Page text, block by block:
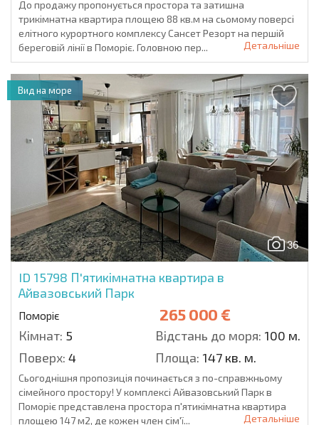
До продажу пропонується простора та затишна
трикімнатна квартира площею 88 кв.м на сьомому поверсі
елітного курортного комплексу Сансет Резорт на першій
береговій лінії в Поморіє. Головною пер...
Детальніше
36
ID 15798 П'ятикімнатна квартира в
Айвазовський Парк
Поморіє 265 000 €
Кімнат: 5 Відстань до моря: 100 м.
Поверх: 4 Площа: 147 кв. м.
Вид на море
Сьогоднішня пропозиція починається з по-справжньому
сімейного простору! У комплексі Айвазовський Парк в
Поморіє представлена простора п'ятикімнатна квартира
площею 147 м2, де кожен член сім'ї...
Детальніше